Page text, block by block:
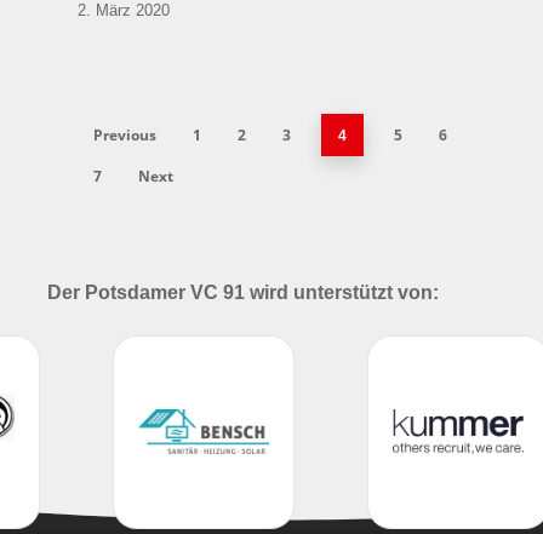
2. März 2020
Previous 1 2 3 4 5
6
7
Next
Der Potsdamer VC 91 wird unterstützt von: